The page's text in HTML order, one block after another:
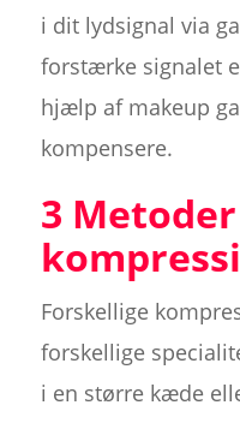
i dit lydsignal via
forstærke signalet
hjælp af makeup
kompensere.
3
Forskellige
forskellige
i en større kæde